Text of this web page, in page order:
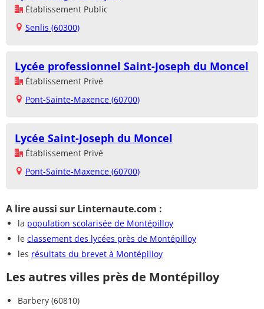
Établissement Public
Senlis (60300)
Lycée professionnel Saint-Joseph du Moncel
Établissement Privé
Pont-Sainte-Maxence (60700)
Lycée Saint-Joseph du Moncel
Établissement Privé
Pont-Sainte-Maxence (60700)
A lire aussi sur Linternaute.com :
la population scolarisée de Montépilloy
le classement des lycées près de Montépilloy
les résultats du brevet à Montépilloy
Les autres villes près de Montépilloy
Barbery (60810)